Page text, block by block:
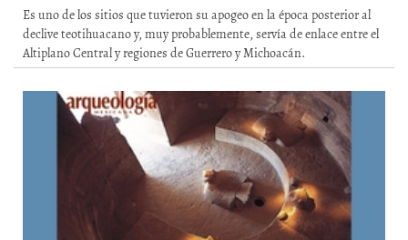
Es uno de los sitios que tuvieron su apogeo en la época posterior al
declive teotihuacano y, muy probablemente, servía de enlace entre el
Altiplano Central y regiones de Guerrero y Michoacán.